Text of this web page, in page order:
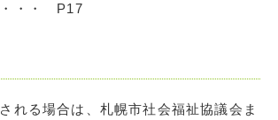
・・ P17
れる場合は、札幌市社会福祉協議会ま